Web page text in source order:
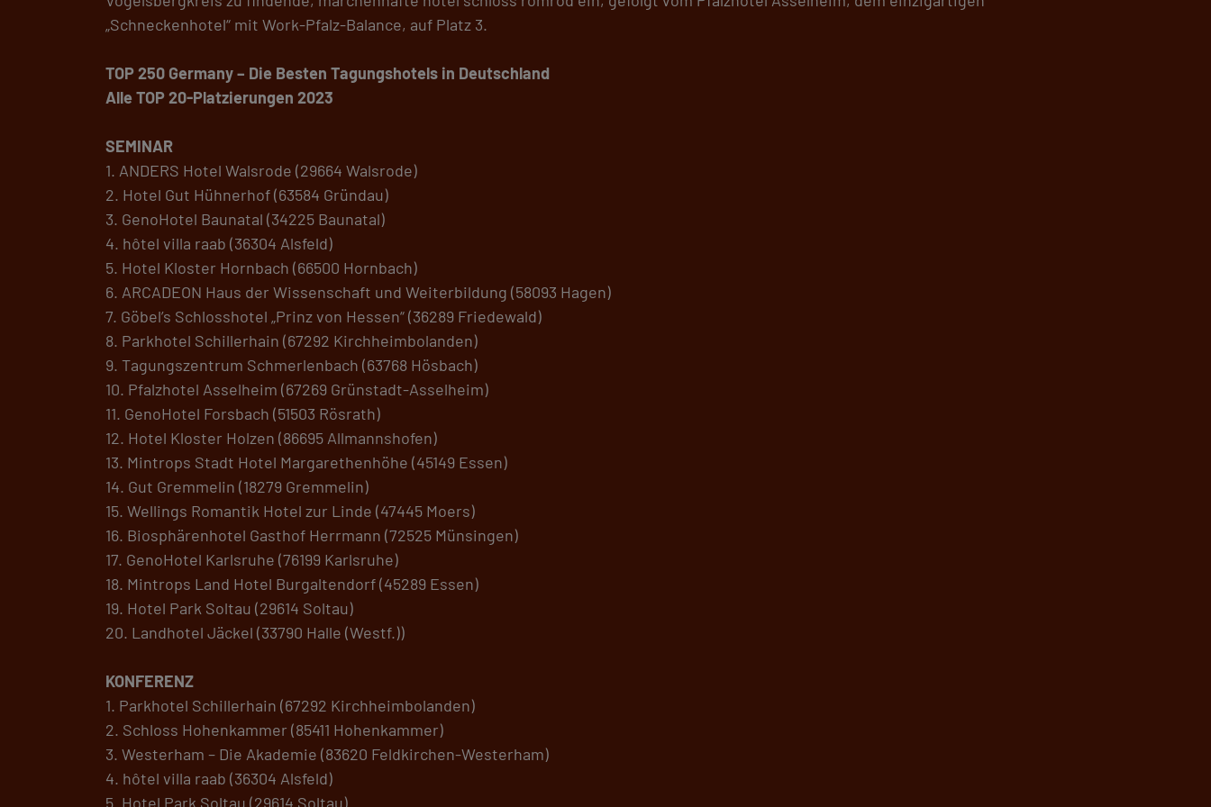
„Schneckenhotel“ mit Work-Pfalz-Balance, auf Platz 3.
TOP 250 Germany – Die Besten Tagungshotels in Deutschland
Alle TOP 20-Platzierungen 2023
SEMINAR
1. ANDERS Hotel Walsrode (29664 Walsrode)
2. Hotel Gut Hühnerhof (63584 Gründau)
3. GenoHotel Baunatal (34225 Baunatal)
4. hôtel villa raab (36304 Alsfeld)
5. Hotel Kloster Hornbach (66500 Hornbach)
6. ARCADEON Haus der Wissenschaft und Weiterbildung (58093 Hagen)
7. Göbel’s Schlosshotel „Prinz von Hessen“ (36289 Friedewald)
8. Parkhotel Schillerhain (67292 Kirchheimbolanden)
9. Tagungszentrum Schmerlenbach (63768 Hösbach)
10. Pfalzhotel Asselheim (67269 Grünstadt-Asselheim)
11. GenoHotel Forsbach (51503 Rösrath)
12. Hotel Kloster Holzen (86695 Allmannshofen)
13. Mintrops Stadt Hotel Margarethenhöhe (45149 Essen)
14. Gut Gremmelin (18279 Gremmelin)
15. Wellings Romantik Hotel zur Linde (47445 Moers)
16. Biosphärenhotel Gasthof Herrmann (72525 Münsingen)
17. GenoHotel Karlsruhe (76199 Karlsruhe)
18. Mintrops Land Hotel Burgaltendorf (45289 Essen)
19. Hotel Park Soltau (29614 Soltau)
20. Landhotel Jäckel (33790 Halle (Westf.))
KONFERENZ
1. Parkhotel Schillerhain (67292 Kirchheimbolanden)
2. Schloss Hohenkammer (85411 Hohenkammer)
3. Westerham – Die Akademie (83620 Feldkirchen-Westerham)
4. hôtel villa raab (36304 Alsfeld)
5. Hotel Park Soltau (29614 Soltau)